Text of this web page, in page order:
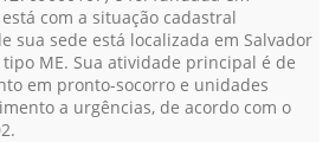
com a situação cadastral
sua sede está localizada em Salvador
ME. Sua atividade principal é de
em pronto-socorro e unidades
a urgências, de acordo com o